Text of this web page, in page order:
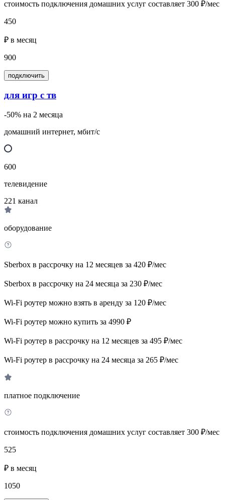
стоимость подключения домашних услуг составляет 300 ₽/мес
450
₽ в месяц
900
подключить
для игр с тв
-50% на 2 месяца
домашний интернет, мбит/с
600
телевидение
221 канал
оборудование
Sberbox в рассрочку на 12 месяцев за 420 ₽/мес
Sberbox в рассрочку на 24 месяца за 230 ₽/мес
Wi-Fi роутер можно взять в аренду за 120 ₽/мес
Wi-Fi роутер можно купить за 4990 ₽
Wi-Fi роутер в рассрочку на 12 месяцев за 495 ₽/мес
Wi-Fi роутер в рассрочку на 24 месяца за 265 ₽/мес
платное подключение
стоимость подключения домашних услуг составляет 300 ₽/мес
525
₽ в месяц
1050